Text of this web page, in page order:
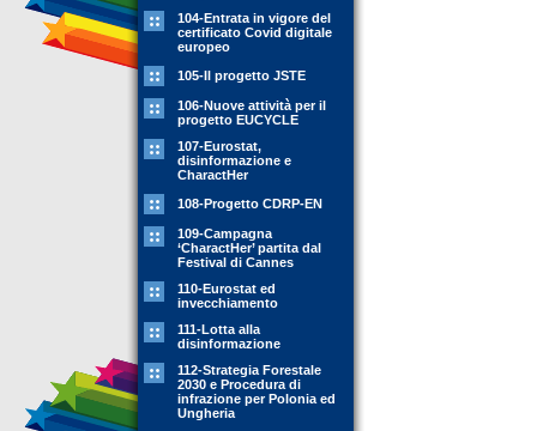
104-Entrata in vigore del
certificato Covid digitale
europeo
105-Il progetto JSTE
106-Nuove attività per il
progetto EUCYCLE
107-Eurostat,
disinformazione e
CharactHer
108-Progetto CDRP-EN
109-Campagna
‘CharactHer’ partita dal
Festival di Cannes
110-Eurostat ed
invecchiamento
111-Lotta alla
disinformazione
112-Strategia Forestale
2030 e Procedura di
infrazione per Polonia ed
Ungheria